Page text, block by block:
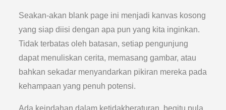
Seakan-akan blank page ini menjadi kanvas kosong
yang siap diisi dengan apa pun yang kita inginkan.
Tidak terbatas oleh batasan, setiap pengunjung
dapat menuliskan cerita, memasang gambar, atau
bahkan sekadar menyandarkan pikiran mereka pada
kehampaan yang penuh potensi.
Ada keindahan dalam ketidakberaturan, begitu pula